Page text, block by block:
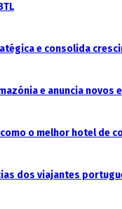
e consolida
e anuncia
o melhor hotel de
dos viajantes